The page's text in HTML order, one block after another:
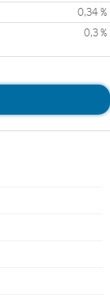
0,34 %
0,3 %